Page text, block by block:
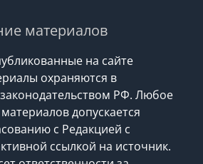
материалов
на сайте
охраняются в
законодательством РФ. Любое
допускается
с Редакцией с
ссылкой на источник.